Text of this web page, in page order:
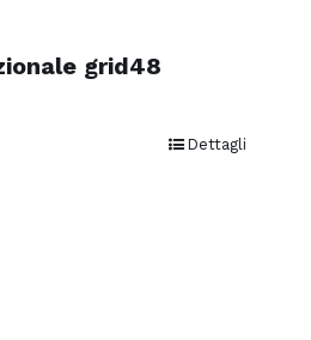
grid48
Dettagli